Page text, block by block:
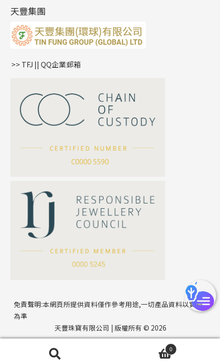
公司名稱
聯絡電話
雙十字鏈系列
水波鏈系列
蛇骨鏈系列
鏈尾系列
嘴唇鏈系列
S車花鏈系列
珍珠鏈系列
坦克鏈系列
滿天星鏈系列
方假繩鏈系列
耳環扣系列
耳綫/耳鈎系列
耳環爪頭
耳環
字母吊墜
相盒吊墜
項鏈吊墜
生肖吊墜
星座吊墜
珠扣
天豐集團
>> TFJ || QQ企業郵箱
免責聲明:本網頁所提供資料僅作參考用途,一切產品資料以實物
為準
天豐珠寶有限公司 | 版權所有 © 2026
0